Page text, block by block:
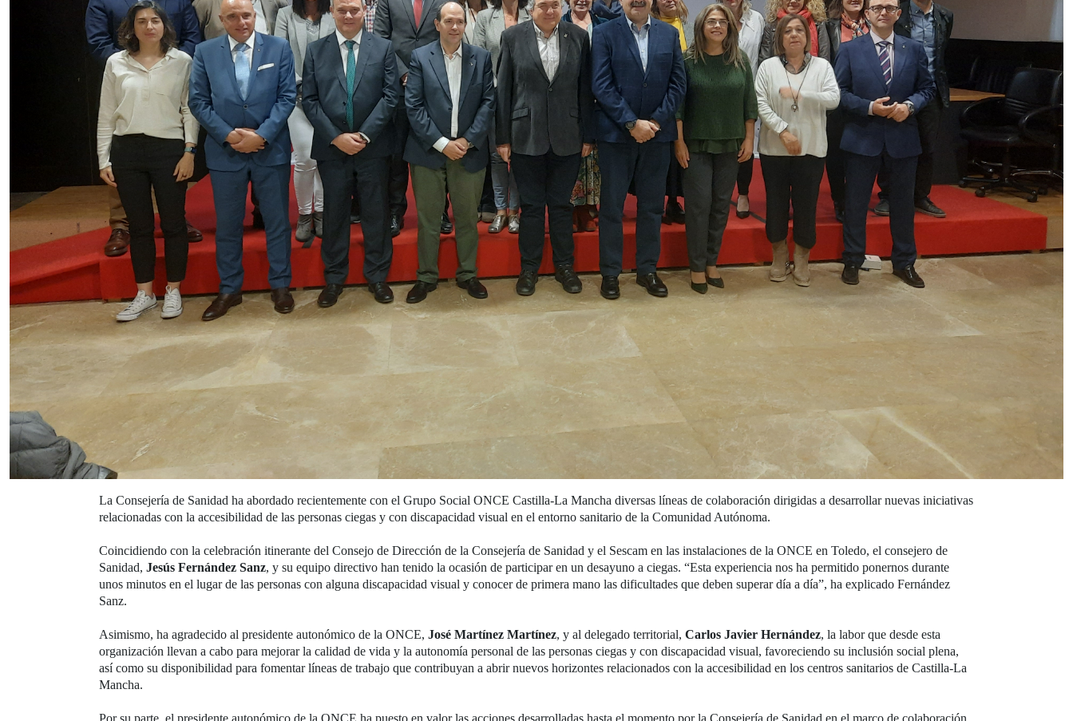
La Consejería de Sanidad ha abordado recientemente con el Grupo Social ONCE Castilla-La Mancha diversas líneas de colaboración dirigidas a desarrollar nuevas iniciativas
relacionadas con la accesibilidad de las personas ciegas y con discapacidad visual en el entorno sanitario de la Comunidad Autónoma.
Coincidiendo con la celebración itinerante del Consejo de Dirección de la Consejería de Sanidad y el Sescam en las instalaciones de la ONCE en Toledo, el consejero de
Sanidad, Jesús Fernández Sanz, y su equipo directivo han tenido la ocasión de participar en un desayuno a ciegas. “Esta experiencia nos ha permitido ponernos durante
unos minutos en el lugar de las personas con alguna discapacidad visual y conocer de primera mano las dificultades que deben superar día a día”, ha explicado Fernández
Sanz.
Asimismo, ha agradecido al presidente autonómico de la ONCE, José Martínez Martínez, y al delegado territorial, Carlos Javier Hernández, la labor que desde esta
organización llevan a cabo para mejorar la calidad de vida y la autonomía personal de las personas ciegas y con discapacidad visual, favoreciendo su inclusión social plena,
así como su disponibilidad para fomentar líneas de trabajo que contribuyan a abrir nuevos horizontes relacionados con la accesibilidad en los centros sanitarios de Castilla-La
Mancha.